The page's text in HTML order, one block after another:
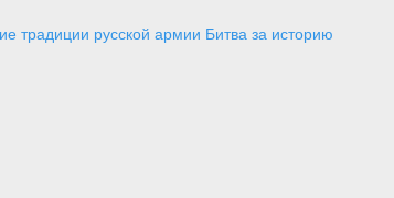
традиции русской армии Битва за историю